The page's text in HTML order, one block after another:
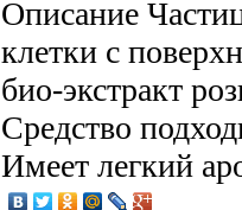
Описание
клетки с
био-экстракт
Средство
Имеет легкий